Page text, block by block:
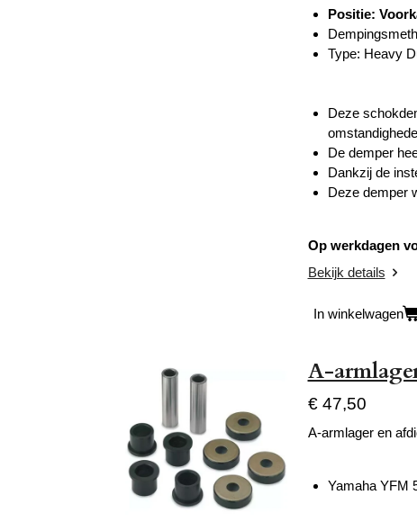
Positie:
Type: Heavy
Deze
De demper
Dankzij de
Deze demper
Op werkdagen
Bekijk details
In winkelwagen
A-
€ 47,50
A-armlager en
Yamaha YFM